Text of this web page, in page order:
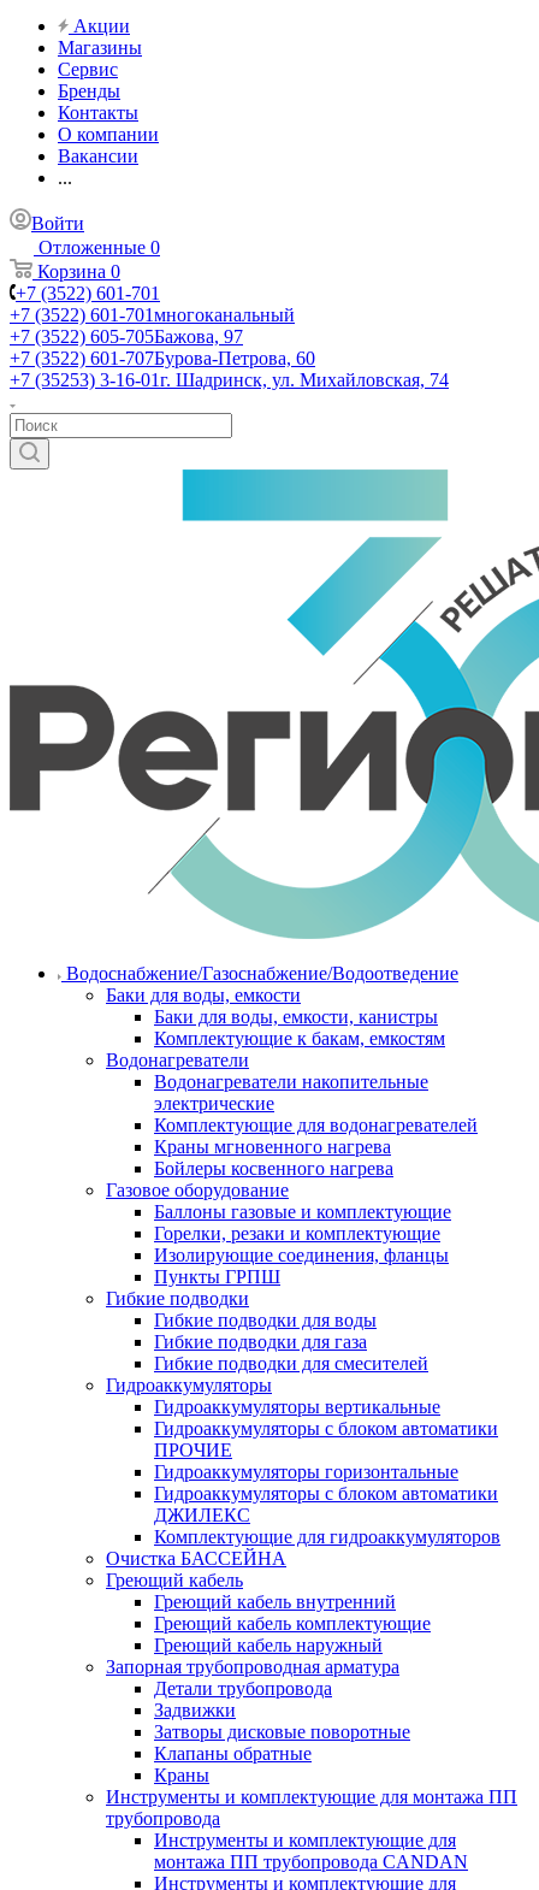
Акции
Магазины
Сервис
Бренды
Контакты
О компании
Вакансии
...
Войти
Отложенные 0
Корзина 0
+7 (3522) 601-701
+7 (3522) 601-701многоканальный
+7 (3522) 605-705Бажова, 97
+7 (3522) 601-707Бурова-Петрова, 60
+7 (35253) 3-16-01г. Шадринск, ул. Михайловская, 74
Водоснабжение/Газоснабжение/Водоотведение
Баки для воды, емкости
Баки для воды, емкости, канистры
Комплектующие к бакам, емкостям
Водонагреватели
Водонагреватели накопительные
электрические
Комплектующие для водонагревателей
Краны мгновенного нагрева
Бойлеры косвенного нагрева
Газовое оборудование
Баллоны газовые и комплектующие
Горелки, резаки и комплектующие
Изолирующие соединения, фланцы
Пункты ГРПШ
Гибкие подводки
Гибкие подводки для воды
Гибкие подводки для газа
Гибкие подводки для смесителей
Гидроаккумуляторы
Гидроаккумуляторы вертикальные
Гидроаккумуляторы с блоком автоматики
ПРОЧИЕ
Гидроаккумуляторы горизонтальные
Гидроаккумуляторы с блоком автоматики
ДЖИЛЕКС
Комплектующие для гидроаккумуляторов
Очистка БАССЕЙНА
Греющий кабель
Греющий кабель внутренний
Греющий кабель комплектующие
Греющий кабель наружный
Запорная трубопроводная арматура
Детали трубопровода
Задвижки
Затворы дисковые поворотные
Клапаны обратные
Краны
Инструменты и комплектующие для монтажа ПП
трубопровода
Инструменты и комплектующие для
монтажа ПП трубопровода CANDAN
Инструменты и комплектующие для